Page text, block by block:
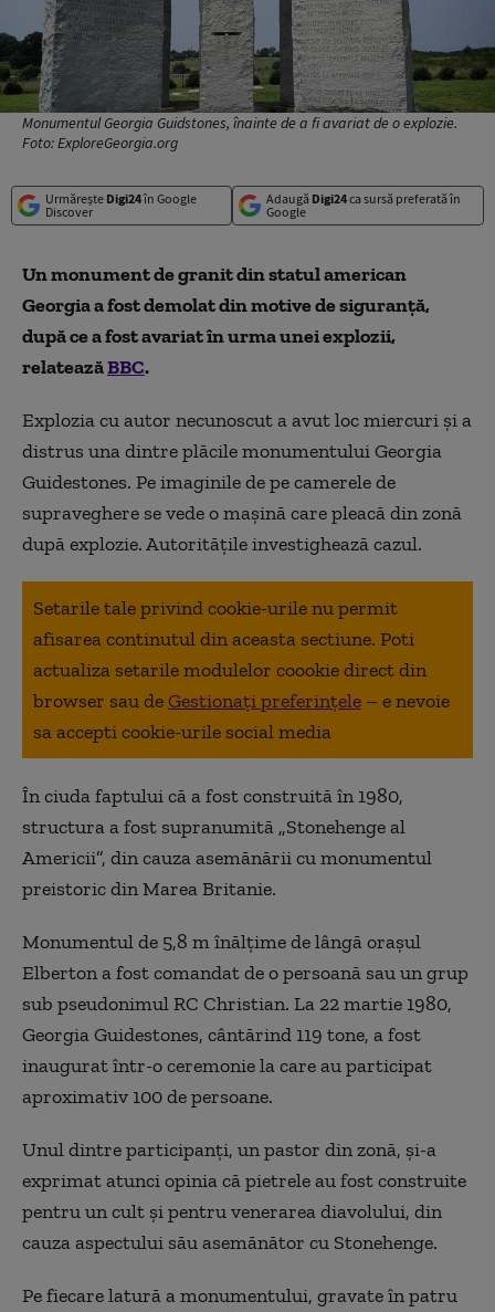
Monumentul Georgia Guidstones, înainte de a fi avariat de o explozie.
Foto: ExploreGeorgia.org
Urmărește Digi24în Google
Discover
Adaugă Digi24ca sursă preferată în
Google
Un monument de granit din statul american
Georgia a fost demolat din motive de siguranță,
după ce a fost avariat în urma unei explozii,
relateazăBBC.
Explozia cu autor necunoscut a avut loc miercuri și a
distrus una dintre plăcile monumentului Georgia
Guidestones. Pe imaginile de pe camerele de
supraveghere se vede o mașină care pleacă din zonă
după explozie. Autoritățile investighează cazul.
Setarile tale privind cookie-urile nu permit
afisarea continutul din aceasta sectiune. Poti
actualiza setarile modulelor coookie direct din
browser sau deGestionați preferințele – e nevoie
sa accepti cookie-urile social media
În ciuda faptului că a fost construită în 1980,
structura a fost supranumită „Stonehenge al
Americii”, din cauza asemănării cu monumentul
preistoric din Marea Britanie.
Monumentul de 5,8 m înălțime de lângă orașul
Elberton a fost comandat de o persoană sau un grup
sub pseudonimul RC Christian. La 22 martie 1980,
Georgia Guidestones, cântărind 119 tone, a fost
inaugurat într-o ceremonie la care au participat
aproximativ 100 de persoane.
Unul dintre participanți, un pastor din zonă, și-a
exprimat atunci opinia că pietrele au fost construite
pentru un cult și pentru venerarea diavolului, din
cauza aspectului său asemănător cu Stonehenge.
Pe fiecare latură a monumentului, gravate în patru